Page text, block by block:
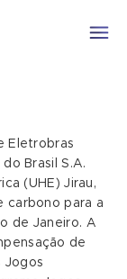
Eletrobras
Brasil S.A.
(UHE) Jirau,
carbono para a
de Janeiro. A
de
Jogos